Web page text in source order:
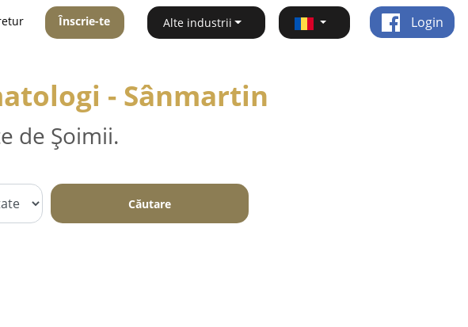
Înscrie-te Alte industrii Login
- Sânmartin
de Șoimii.
Căutare